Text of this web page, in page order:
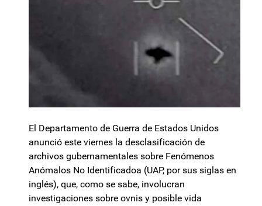
El Departamento de Guerra de Estados Unidos
anunció este viernes la desclasificación de
archivos gubernamentales sobre Fenómenos
Anómalos No Identificadoa (UAP, por sus siglas en
inglés), que, como se sabe, involucran
investigaciones sobre ovnis y posible vida